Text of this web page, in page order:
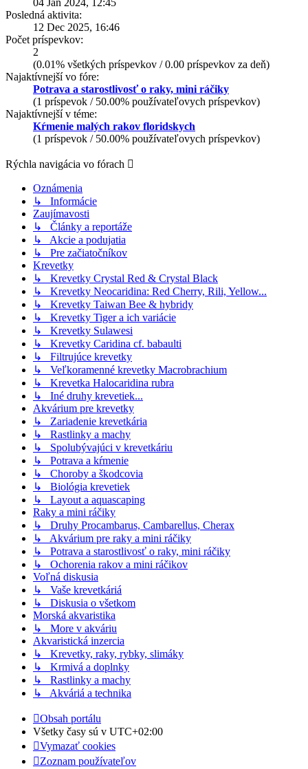
Posledná aktivita:
12 Dec 2025, 16:46
Počet príspevkov:
2
(0.01% všetkých príspevkov / 0.00 príspevkov za deň)
Najaktívnejší vo fóre:
Potrava a starostlivosť o raky, mini ráčiky
(1 príspevok / 50.00% používateľovych príspevkov)
Najaktívnejší v téme:
Kŕmenie malých rakov floridskych
(1 príspevok / 50.00% používateľovych príspevkov)
Rýchla navigácia vo fórach
Oznámenia
↳ Informácie
Zaujímavosti
↳ Články a reportáže
↳ Akcie a podujatia
↳ Pre začiatočníkov
Krevetky
↳ Krevetky Crystal Red & Crystal Black
↳ Krevetky Neocaridina: Red Cherry, Rili, Yellow...
↳ Krevetky Taiwan Bee & hybridy
↳ Krevetky Tiger a ich variácie
↳ Krevetky Sulawesi
↳ Krevetky Caridina cf. babaulti
↳ Filtrujúce krevetky
↳ Veľkoramenné krevetky Macrobrachium
↳ Krevetka Halocaridina rubra
↳ Iné druhy krevetiek...
Akvárium pre krevetky
↳ Zariadenie krevetkária
↳ Rastlinky a machy
↳ Spolubývajúci v krevetkáriu
↳ Potrava a kŕmenie
↳ Choroby a škodcovia
↳ Biológia krevetiek
↳ Layout a aquascaping
Raky a mini ráčiky
↳ Druhy Procambarus, Cambarellus, Cherax
↳ Akvárium pre raky a mini ráčiky
↳ Potrava a starostlivosť o raky, mini ráčiky
↳ Ochorenia rakov a mini ráčikov
Voľná diskusia
↳ Vaše krevetkáriá
↳ Diskusia o všetkom
Morská akvaristika
↳ More v akváriu
Akvaristická inzercia
↳ Krevetky, raky, rybky, slimáky
↳ Krmivá a doplnky
↳ Rastlinky a machy
↳ Akváriá a technika
Obsah portálu
Všetky časy sú v UTC+02:00
Vymazať cookies
Zoznam používateľov